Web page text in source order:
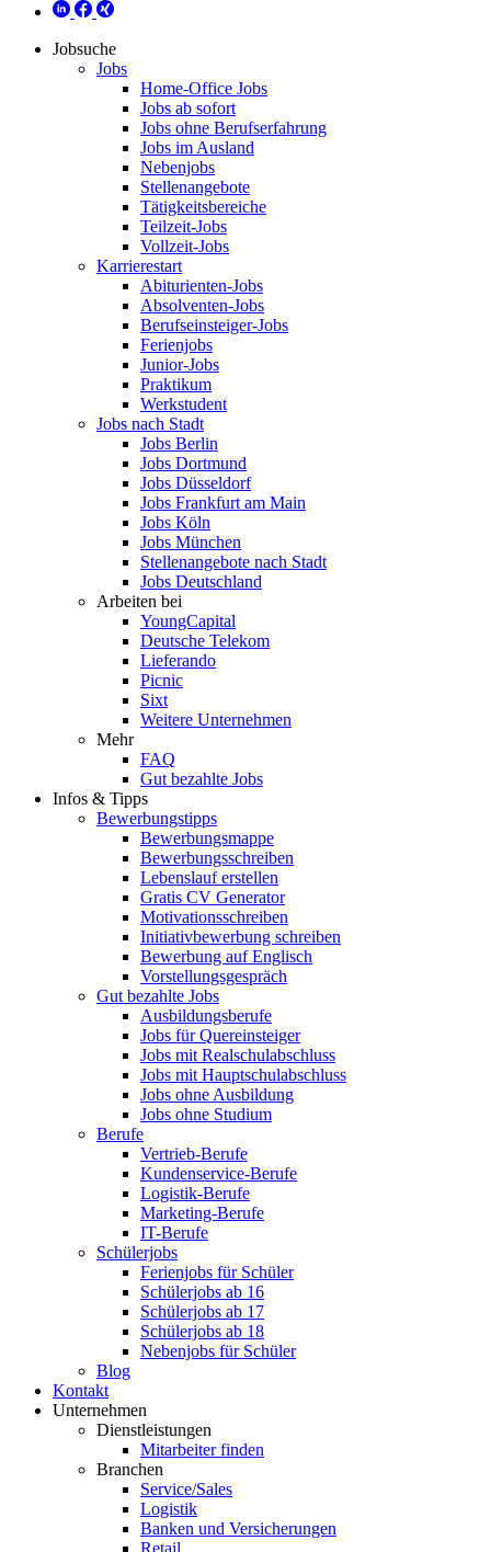
Jobsuche
Jobs
Home-Office Jobs
Jobs ab sofort
Jobs ohne Berufserfahrung
Jobs im Ausland
Nebenjobs
Stellenangebote
Tätigkeitsbereiche
Teilzeit-Jobs
Vollzeit-Jobs
Karrierestart
Abiturienten-Jobs
Absolventen-Jobs
Berufseinsteiger-Jobs
Ferienjobs
Junior-Jobs
Praktikum
Werkstudent
Jobs nach Stadt
Jobs Berlin
Jobs Dortmund
Jobs Düsseldorf
Jobs Frankfurt am Main
Jobs Köln
Jobs München
Stellenangebote nach Stadt
Jobs Deutschland
Arbeiten bei
YoungCapital
Deutsche Telekom
Lieferando
Picnic
Sixt
Weitere Unternehmen
Mehr
FAQ
Gut bezahlte Jobs
Infos & Tipps
Bewerbungstipps
Bewerbungsmappe
Bewerbungsschreiben
Lebenslauf erstellen
Gratis CV Generator
Motivationsschreiben
Initiativbewerbung schreiben
Bewerbung auf Englisch
Vorstellungsgespräch
Gut bezahlte Jobs
Ausbildungsberufe
Jobs für Quereinsteiger
Jobs mit Realschulabschluss
Jobs mit Hauptschulabschluss
Jobs ohne Ausbildung
Jobs ohne Studium
Berufe
Vertrieb-Berufe
Kundenservice-Berufe
Logistik-Berufe
Marketing-Berufe
IT-Berufe
Schülerjobs
Ferienjobs für Schüler
Schülerjobs ab 16
Schülerjobs ab 17
Schülerjobs ab 18
Nebenjobs für Schüler
Blog
Kontakt
Unternehmen
Dienstleistungen
Mitarbeiter finden
Branchen
Service/Sales
Logistik
Banken und Versicherungen
Retail